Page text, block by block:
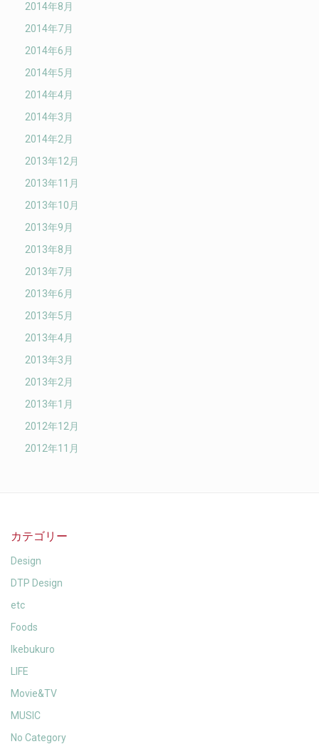
2014年8月
2014年7月
2014年6月
2014年5月
2014年4月
2014年3月
2014年2月
2013年12月
2013年11月
2013年10月
2013年9月
2013年8月
2013年7月
2013年6月
2013年5月
2013年4月
2013年3月
2013年2月
2013年1月
2012年12月
2012年11月
カテゴリー
Design
DTP Design
etc
Foods
Ikebukuro
LIFE
Movie&TV
MUSIC
No Category